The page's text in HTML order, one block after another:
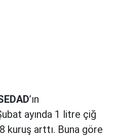
’ın
ayında 1 litre çiğ
kuruş arttı. Buna göre